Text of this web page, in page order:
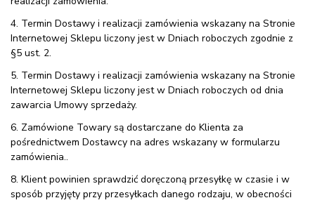
4. Termin Dostawy i realizacji zamówienia wskazany na Stronie
Internetowej Sklepu liczony jest w Dniach roboczych zgodnie z
§5 ust. 2.
5. Termin Dostawy i realizacji zamówienia wskazany na Stronie
Internetowej Sklepu liczony jest w Dniach roboczych od dnia
zawarcia Umowy sprzedaży.
6. Zamówione Towary są dostarczane do Klienta za
pośrednictwem Dostawcy na adres wskazany w formularzu
zamówienia..
8. Klient powinien sprawdzić doręczoną przesyłkę w czasie i w
sposób przyjęty przy przesyłkach danego rodzaju, w obecności